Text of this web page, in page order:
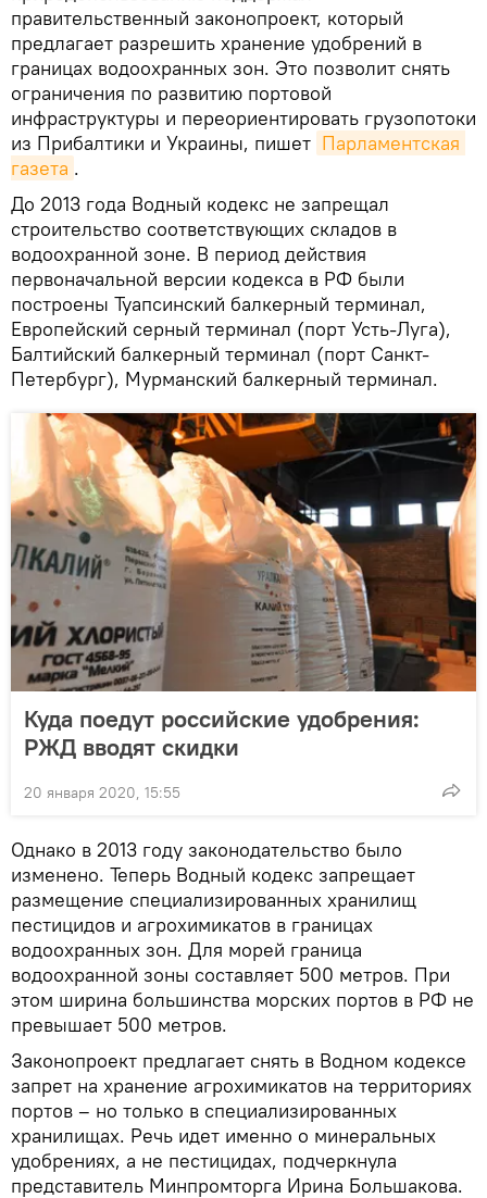
правительственный законопроект, который
предлагает разрешить хранение удобрений в
границах водоохранных зон. Это позволит снять
ограничения по развитию портовой
инфраструктуры и переориентировать грузопотоки
из Прибалтики и Украины, пишет Парламентская
газета .
До 2013 года Водный кодекс не запрещал
строительство соответствующих складов в
водоохранной зоне. В период действия
первоначальной версии кодекса в РФ были
построены Туапсинский балкерный терминал,
Европейский серный терминал (порт Усть-Луга),
Балтийский балкерный терминал (порт Санкт-
Петербург), Мурманский балкерный терминал.
Куда поедут российские удобрения:
РЖД вводят скидки
20 января 2020, 15:55
Однако в 2013 году законодательство было
изменено. Теперь Водный кодекс запрещает
размещение специализированных хранилищ
пестицидов и агрохимикатов в границах
водоохранных зон. Для морей граница
водоохранной зоны составляет 500 метров. При
этом ширина большинства морских портов в РФ не
превышает 500 метров.
Законопроект предлагает снять в Водном кодексе
запрет на хранение агрохимикатов на территориях
портов – но только в специализированных
хранилищах. Речь идет именно о минеральных
удобрениях, а не пестицидах, подчеркнула
представитель Минпромторга Ирина Большакова.